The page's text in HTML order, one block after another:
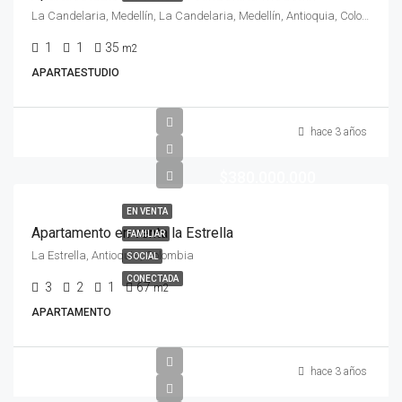
La Candelaria, Medellín, La Candelaria, Medellín, Antioquia, Colombia
1 1 35 m2
APARTAESTUDIO
hace 3 años
EN VENTA
FAMILIAR
SOCIAL
CONECTADA
Apartamento en venta la Estrella
La Estrella, Antioquia, Colombia
3 2 1 67 m2
APARTAMENTO
hace 3 años